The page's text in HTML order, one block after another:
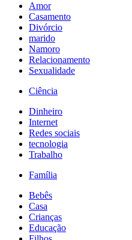
Amor
Casamento
Divórcio
marido
Namoro
Relacionamento
Sexualidade
Ciência
Dinheiro
Internet
Redes sociais
tecnologia
Trabalho
Família
Bebês
Casa
Crianças
Educação